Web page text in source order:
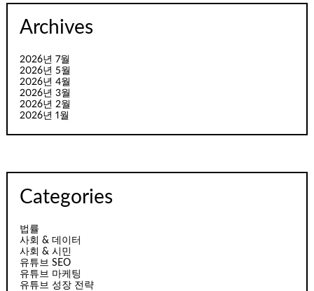
Archives
2026년 7월
2026년 5월
2026년 4월
2026년 3월
2026년 2월
2026년 1월
Categories
법률
사회 & 데이터
사회 & 시민
유튜브 SEO
유튜브 마케팅
유튜브 성장 전략